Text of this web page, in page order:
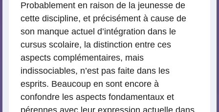
Probablement en raison de la jeunesse de
cette discipline, et précisément à cause de
son manque actuel d’intégration dans le
cursus scolaire, la distinction entre ces
aspects complémentaires, mais
indissociables, n’est pas faite dans les
esprits. Beaucoup en sont encore à
confondre les aspects fondamentaux et